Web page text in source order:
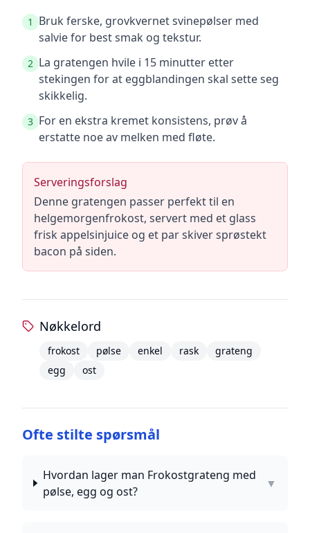
1
Bruk ferske, grovkvernet svinepølser med
salvie for best smak og tekstur.
2 La gratengen hvile i 15 minutter etter
stekingen for at eggblandingen skal sette seg
skikkelig.
3 For en ekstra kremet konsistens, prøv å
erstatte noe av melken med fløte.
Serveringsforslag
Denne gratengen passer perfekt til en
helgemorgenfrokost, servert med et glass
frisk appelsinjuice og et par skiver sprøstekt
bacon på siden.
Nøkkelord
frokost pølse enkel rask
grateng
egg
ost
Ofte stilte spørsmål
Hvordan lager man Frokostgrateng med
pølse, egg og ost?
▼